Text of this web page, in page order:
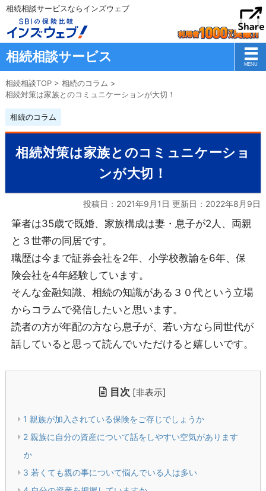
相続相談サービスならインズウェブ
相続相談サービス
相続相談TOP> 相続のコラム >
相続対策は家族とのコミュニケーションが大切！
相続のコラム
相続対策は家族とのコミュニケーショ
ンが大切！
投稿日：2021年9月1日 更新日： 2022年8月9日
筆者は35歳で既婚、家族構成は妻・息子が2人、両親
と３世帯の同居です。
職歴は今まで証券会社を2年、小学校教諭を6年、保
険会社を4年経験しています。
そんな金融知識、相続の知識がある３０代という立場
からコラムで発信したいと思います。
読者の方が年配の方なら息子が、若い方なら同世代が
話していると思って読んでいただけると嬉しいです。
目次 [非表示]
1 親族が加入されている保険をご存じでしょうか
2親族に自分の資産について話をしやすい空気があります
か
3 若くても親の事について悩んでいる人は多い